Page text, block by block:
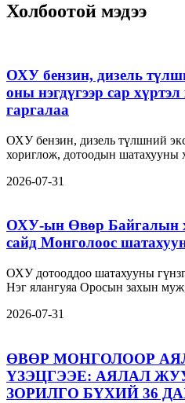
Холбоотой мэдээ
ОХУ бензин, дизель
оны нэгдүгээр сар
гаргалаа
ОХУ бензин, дизель түлшний
хориглож, дотоодын шатахууны
2026-07-31
ОХУ-ын Өвөр Байгалын
сайд Монголоос
ОХУ дотооддоо шатахууны
Нэг ялангуяа Оросын захын
2026-07-31
ӨВӨР МОНГОЛООР
ҮЗЭЦГЭЭЕ: АЯЛАЛ
ЗОРИЛГО БҮХИЙ 36